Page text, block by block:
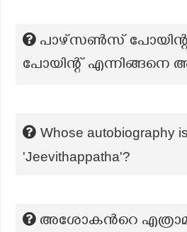
പാഴ്സൺസ് പോയിന്റ്;
പോയിന്റ് എന്നിങ്ങനെ
Whose autobiography is
'Jeevithappatha'?
അശോകന്‍റെ